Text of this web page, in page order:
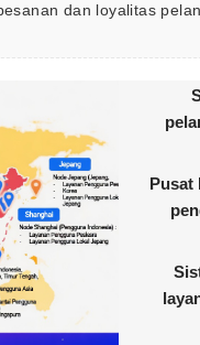
dan loyalitas
Pusat